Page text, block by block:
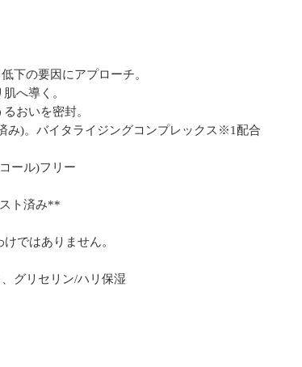
下の要因にアプローチ。
へ導く。
おいを密封。
み)。バイタライジングコンプレックス※1配合
ール)フリー
ト済み**
ではありません。
グリセリン/ハリ保湿